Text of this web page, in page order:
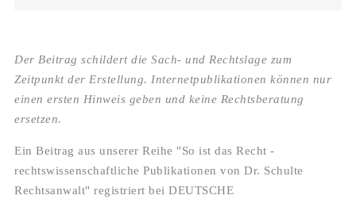
Der Beitrag schildert die Sach- und Rechtslage zum
Zeitpunkt der Erstellung. Internetpublikationen können nur
einen ersten Hinweis geben und keine Rechtsberatung
ersetzen.
Ein Beitrag aus unserer Reihe "So ist das Recht -
rechtswissenschaftliche Publikationen von Dr. Schulte
Rechtsanwalt" registriert bei DEUTSCHE